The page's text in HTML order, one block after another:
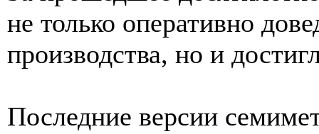
не только оперативно
производства, но и
Последние версии